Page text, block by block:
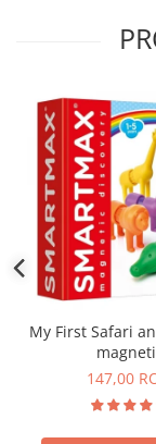
My First Safari
147,00